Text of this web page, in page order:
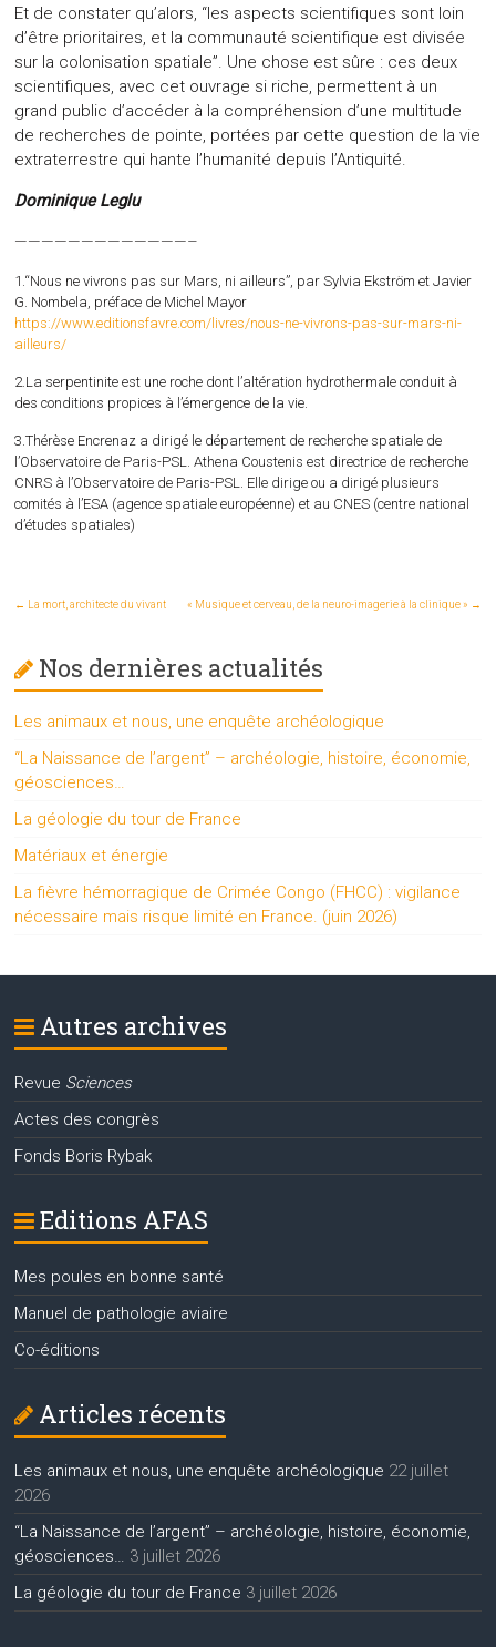
Et de constater qu’alors, “les aspects scientifiques sont loin
d’être prioritaires, et la communauté scientifique est divisée
sur la colonisation spatiale”. Une chose est sûre : ces deux
scientifiques, avec cet ouvrage si riche, permettent à un
grand public d’accéder à la compréhension d’une multitude
de recherches de pointe, portées par cette question de la vie
extraterrestre qui hante l’humanité depuis l’Antiquité.
Dominique Leglu
—————————————–
1.“Nous ne vivrons pas sur Mars, ni ailleurs”, par Sylvia Ekström et Javier
G. Nombela, préface de Michel Mayor
https://www.editionsfavre.com/livres/nous-ne-vivrons-pas-sur-mars-ni-
ailleurs/
2.La serpentinite est une roche dont l’altération hydrothermale conduit à
des conditions propices à l’émergence de la vie.
3.Thérèse Encrenaz a dirigé le département de recherche spatiale de
l’Observatoire de Paris-PSL. Athena Coustenis est directrice de recherche
CNRS à l’Observatoire de Paris-PSL. Elle dirige ou a dirigé plusieurs
comités à l’ESA (agence spatiale européenne) et au CNES (centre national
d’études spatiales)
← La mort, architecte du vivant « Musique et cerveau, de la neuro-imagerie à la clinique » →
Nos dernières actualités
Les animaux et nous, une enquête archéologique
“La Naissance de l’argent” – archéologie, histoire, économie,
géosciences…
La géologie du tour de France
Matériaux et énergie
La fièvre hémorragique de Crimée Congo (FHCC) : vigilance
nécessaire mais risque limité en France. (juin 2026)
Autres archives
Revue Sciences
Actes des congrès
Fonds Boris Rybak
Editions AFAS
Mes poules en bonne santé
Manuel de pathologie aviaire
Co-éditions
Articles récents
Les animaux et nous, une enquête archéologique 22 juillet
2026
“La Naissance de l’argent” – archéologie, histoire, économie,
géosciences…
3 juillet 2026
La géologie du tour de France 3 juillet 2026